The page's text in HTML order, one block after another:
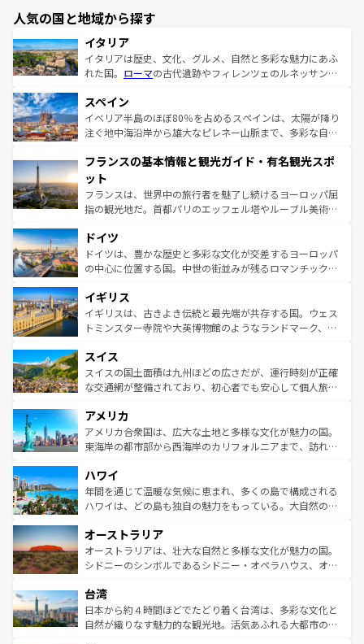
人気の国と地域から探す
イタリア
イタリアは歴史、文化、グルメ、自然と多彩な魅力にあふ
れた国。 ローマの古代遺跡やフィレンツェのルネッサンス
ろん、トスカーナの美しい田園風景やアマルフィ海岸の絶
景など、自然景観も見逃せない。観光の合間には、本場の
ピザやパスタなど、絶品のイタリア料理を堪能することも
ませてくれるイタリアで、忘れられない旅をしてみよう！
なお、新着のイタリア情報は
しい。
スペイン
イベリア半島のほぼ80％を占めるスペインは、太陽が降り
注ぐ地中海沿岸から雄大なピレネー山脈まで、多彩な自然
文化が根付くこの国では、情熱的なフラメンコ、熱気あふ
れる闘牛、そして美味しいタパスが生活の一部となってい
る。首都マドリードの洗練された雰囲気や、バルセロナの
アートに溢れた街角から、地方では古代ローマ遺跡や中世
せる。地方によって風土や気候が異なるスペインはその個
性で訪れる人を魅了する。 なお、新着のスペイン情報は コ
ンテンツ一覧を参照してほしい。
フランスの基本情報と観光ガイド・有名観光スポ
ット
フランスは、世界中の旅行者を魅了し続けるヨーロッパ屈
指の観光地だ。首都パリのエッフェル塔やルーブル美術館
で、幅広い魅力が詰まっている。華麗な宮殿、歴史的な大
聖堂、美しいビーチ、そして豊かな自然が、訪れる者を心
から魅了する。また、フランスは美食の国としても知ら
いる。シャンパンの発祥地であるランス、プロヴァンスの
香り高いラベンダー畑など、多彩な楽しみ方が可能だ。さ
らに、パリ以外の地域にも魅力が溢れており、どの街角に
れる地方に足を運ぶとそれぞれで全く異なる文化を体験で
きるだろう。 なお、新着のフランス情報はコンテンツ一覧
を参照してほしい。
ドイツ
ドイツは、豊かな歴史と多彩な文化が交差するヨーロッパ
の中心に位置する国。中世の街並みが残るロマンチック街
顔を持つこの国は、どこを歩いても飽きることがない。ベ
ルリンの文化的活気、バイエルン州のアルプスの絶景、そ
してライン川沿いのワイン畑といった風景は必見。ビール
は、お酒好きな人にはぜひ体験してほしい。 なお、新着の
ドイツ情報はコンテンツ一覧を参照してほしい。
イギリス
イギリスは、古きよき伝統と最先端が共存する国。ウェス
トミンスター寺院や大英博物館のようなランドマーク、歴
リアごとに異なる魅力がある。また、優雅なアフタヌーン
ティー、ビール好きにはたまらない英国パブ、サッカー観
戦など、本場だからこそできる体験も豊富。イギリスを旅
ンツ一覧を参照してほしい。
スイス
スイスの国土面積は九州ほどの広さだが、運行時刻が正確
な交通網が整備されており、初心者でも安心して個人旅行
の建物がそのまま残る町や、スイスならではのユニークな
博物館もあり、アルプス観光だけでなく町歩きも満喫する
ことができる。国民の所得が高いため物価も高いが、旅行
ば市内交通費無料で観光を楽しむこともできる。 なお、新
着のスイス情報はコンテンツ一覧 を参照してほしい。
アメリカ
アメリカ合衆国は、広大な土地と多様な文化が魅力の国。
東海岸の都市部から西海岸のカリフォルニアまで、訪れる
のような巨大都市は、観光、ショッピング、エンターテイ
ンメントが詰まった刺激的なスポットだ。一方、アメリカ
西部には大自然が広がり、グランドキャニオンやイエロー
部のニューオーリンズでは、音楽と美食が融合した独特の
文化が魅力。旅行者はアメリカの各地域で異なる魅力を楽
しみながら、その多様性と豊かな歴史を感じることができ
ならではの贅沢な旅のスタイルだ。 なお、新着のアメリカ
情報はコンテンツ一覧を参照してほしい。
ハワイ
年間を通じて温暖な気候に恵まれ、多くの島で構成される
ハワイは、どの島も独自の魅力をもっている。大自然の神
ワイ島は見逃せない。また、定番の観光地といえばオアフ
島だが、静かな自然を求めるならマウイ島やカウアイ島が
おすすめ。エメラルドグリーンに輝く海をはじめ、豊かな
れるおもてなしの心で訪れる人々を迎えてくれるハワイの
人々、おいしいローカルフードやハワイアンミュージッ
ク、伝統的なフラダンスなど、すべてがハワイの魅力を彩
オーストラリア
オーストラリアは、壮大な自然と多様な文化が魅力の国。
シドニーのシンボルであるシドニー・オペラハウス、オー
リアリーフや大陸中央部にそびえるウルル（エアーズロッ
ク）、タスマニアの美しい原生林やケアンズの熱帯雨林な
ど、見どころがたくさん。また、カフェやワイン、オージ
台湾
日本から約４時間ほどでたどり着く台湾は、多彩な文化と
自然が織りなす魅力的な観光地。活気あふれる大都市の台